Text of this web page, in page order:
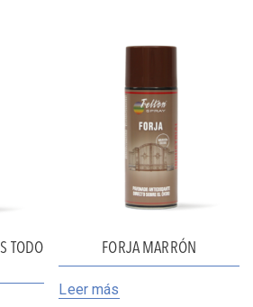
TODO
FORJA MARRÓN
Leer más